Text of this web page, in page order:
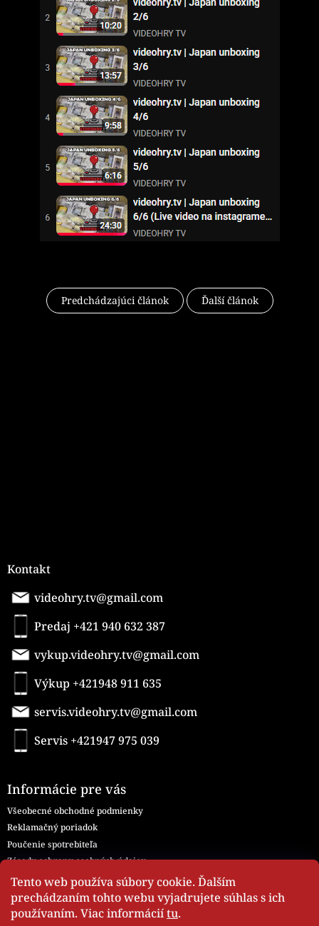
Tento web používa súbory cookie. Ďalším
prechádzaním tohto webu vyjadrujete súhlas s ich
používaním. Viac informáciítu.
Predchádzajúci článok Ďalší článok
Kontakt
videohry.tv@gmail.com
Predaj +421 940 632 387
vykup.videohry.tv@gmail.com
Výkup +421948 911 635
servis.videohry.tv@gmail.com
Servis +421947 975 039
Informácie pre vás
Všeobecné obchodné podmienky
Reklamačný poriadok
Poučenie spotrebiteľa
Zásady ochrany osobných údajov
Všeobecné obchodné podmienky - Servis
Moja objednávka